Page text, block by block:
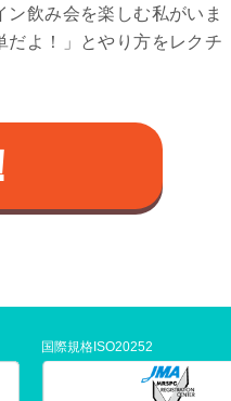
飲み会を楽しむ私がいま
だよ！」とやり方をレクチ
国際規格ISO20252